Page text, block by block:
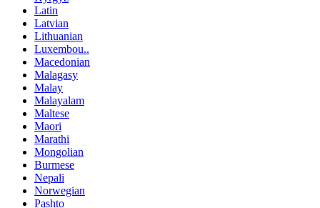
Latin
Latvian
Lithuanian
Luxembou..
Macedonian
Malagasy
Malay
Malayalam
Maltese
Maori
Marathi
Mongolian
Burmese
Nepali
Norwegian
Pashto